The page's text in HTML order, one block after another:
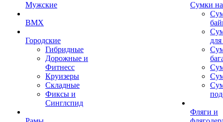
Мужские
BMX
Городские
Гибридные
Дорожные и
Фитнесс
Круизеры
Складные
Фиксы и
Синглспид
Сумки
Фляги и